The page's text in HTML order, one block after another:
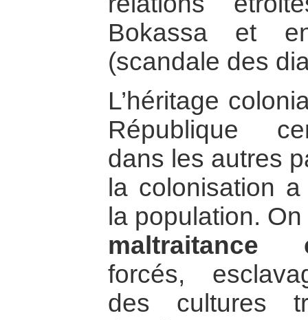
Bokassa et
(scandale des
L’héritage
République
dans les autres
la colonisation
la population.
maltraitance
forcés,
des cultures